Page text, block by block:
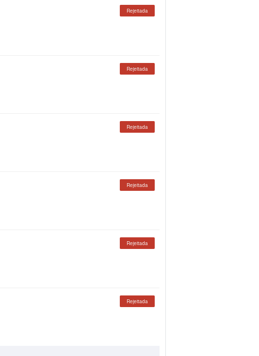
Rejeitada
Rejeitada
Rejeitada
Rejeitada
Rejeitada
Rejeitada